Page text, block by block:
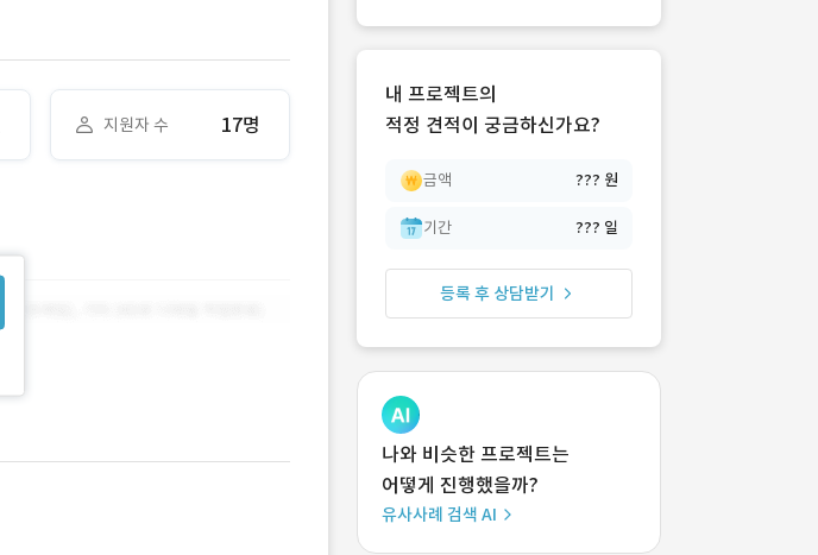
지원자 수 17명
내 프로젝트의
적정 견적이 궁금하신가요?
금액 ??? 원
기간 ??? 일
등록 후 상담받기
나와 비슷한 프로젝트는
어떻게 진행했을까?
유사사례 검색 AI